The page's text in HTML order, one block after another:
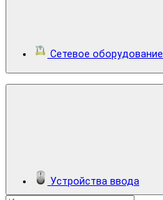
Сетевое оборудование
Устройства ввода